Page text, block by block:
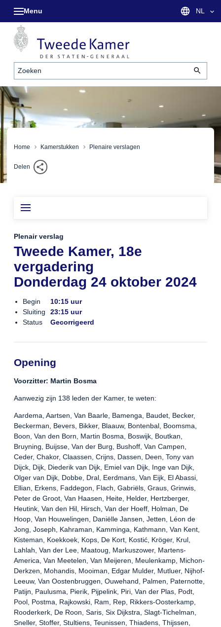
Zoeken
Menu Taal
NL
Home Kamerstukken Plenaire verslagen
Delen
Plenair verslag
Tweede Kamer, 18e
vergadering
Donderdag 24 oktober 2024
Begin
10:15 uur
Sluiting
23:15 uur
Status
Gecorrigeerd
Opening
Voorzitter: Martin Bosma
Aanwezig zijn 138 leden der Kamer, te weten:
Aardema, Aartsen, Van Baarle, Bamenga, Baudet, Becker,
Beckerman, Bevers, Bikker, Blaauw, Bontenbal, Boomsma,
Boon, Van den Born, Martin Bosma, Boswijk, Boutkan,
Bruyning, Buijsse, Van der Burg, Bushoff, Van Campen,
Ceder, Chakor, Claassen, Crijns, Dassen, Deen, Tony van
Dijck, Dijk, Diederik van Dijk, Emiel van Dijk, Inge van Dijk,
Olger van Dijk, Dobbe, Dral, Eerdmans, Van Eijk, El Abassi,
Ellian, Erkens, Faddegon, Flach, Gabriëls, Graus, Grinwis,
Peter de Groot, Van Haasen, Heite, Helder, Hertzberger,
Heutink, Van den Hil, Hirsch, Van der Hoeff, Holman, De
Hoop, Van Houwelingen, Daniëlle Jansen, Jetten, Léon de
Jong, Joseph, Kahraman, Kamminga, Kathmann, Van Kent,
Kisteman, Koekkoek, Kops, De Kort, Kostić, Kröger, Krul,
Lahlah, Van der Lee, Maatoug, Markuszower, Martens-
America, Van Meetelen, Van Meijeren, Meulenkamp, Michon-
Derkzen, Mohandis, Mooiman, Edgar Mulder, Mutluer, Nijhof-
Leeuw, Van Oostenbruggen, Ouwehand, Palmen, Paternotte,
Patijn, Paulusma, Pierik, Pijpelink, Piri, Van der Plas, Podt,
Pool, Postma, Rajkowski, Ram, Rep, Rikkers-Oosterkamp,
Rooderkerk, De Roon, Saris, Six Dijkstra, Slagt-Tichelman,
Sneller, Stoffer, Stultiens, Teunissen, Thiadens, Thijssen,